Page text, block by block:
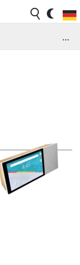
...